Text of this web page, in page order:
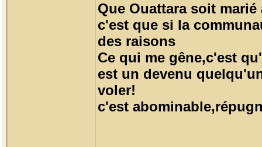
Que Ouattara soit
c'est que si la
des raisons
Ce qui me gêne,c'est
est un devenu
voler!
c'est